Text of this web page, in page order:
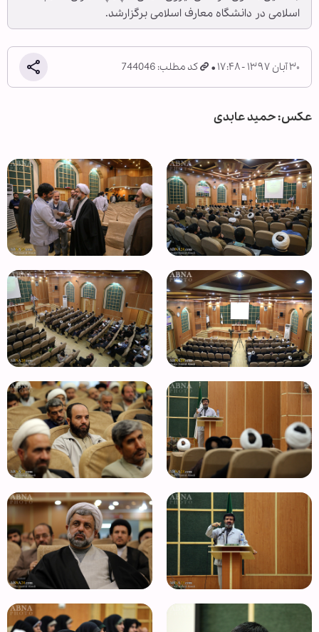
اسلامی در دانشگاه معارف اسلامی برگزارشد.
۳۰ آبان ۱۳۹۷ - ۱۷:۴۸ کد مطلب: 744046
عکس: حمید عابدی